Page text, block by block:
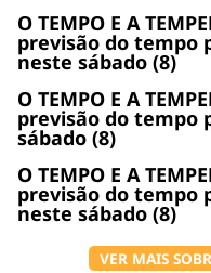
O TEMPO E A
previsão do tempo
neste sábado (8)
O TEMPO E A
previsão do tempo
sábado (8)
O TEMPO E A
previsão do tempo
neste sábado (8)
VER MAIS